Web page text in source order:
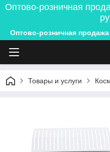
Оптово-розничная
Оптово-розничная
Товары и услуги